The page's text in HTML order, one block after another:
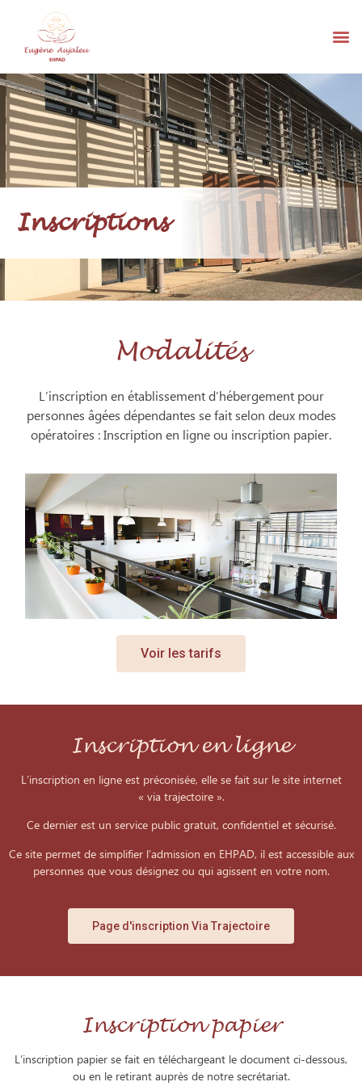
Inscriptions
Modalités
L’inscription en établissement d’hébergement pour
personnes âgées dépendantes se fait selon deux modes
opératoires : Inscription en ligne ou inscription papier.
Voir les tarifs
Inscription en ligne
L’inscription en ligne est préconisée, elle se fait sur le site internet
« via trajectoire ».
Ce dernier est un service public gratuit, confidentiel et sécurisé.
Ce site permet de simplifier l’admission en EHPAD, il est accessible aux
personnes que vous désignez ou qui agissent en votre nom.
Page d'inscription Via Trajectoire
Inscription papier
L’inscription papier se fait en téléchargeant le document ci-dessous,
ou en le retirant auprès de notre secrétariat.